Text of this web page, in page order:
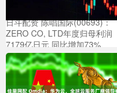
日斗配资 陈唱国际(00693)：
ZERO CO, LTD年度归母利润
7179亿日元 同比增加73%